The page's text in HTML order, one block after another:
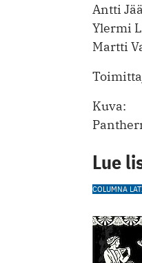
Antti
Ylermi
Martti
Kuva:
Lue
COLUMNA